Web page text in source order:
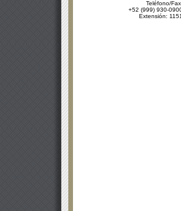
Teléfono/
+52 (999) 930-
Extensión: 1151